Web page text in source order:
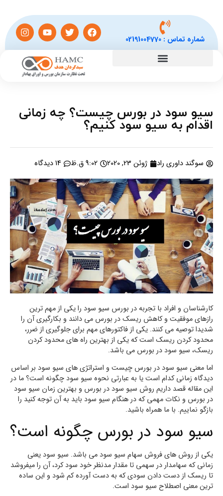
شماره تماس :02191004770
سیو سود در بورس چیست؟ چه زمانی
اقدام به سیو سود کنیم؟
سوگند داوری راد ژوئن 23, 2020 9:02 ق.ظ 14 دیدگاه
کارشناسان و افراد با تجربه در بورس سیو سود را یکی از مهم ترین
رازهای موفقیت و کاهش ریسک در بورس می دانند و بکارگیری آن را
شدیدا توصیه می کنند. یکی از فاکتورهای مهم برای جلوگیری از ضرر،
محدود کردن ریسک است که یکی از بهترین راه های محدود کردن
ریسک، سیو سود در بورس می باشد.
اما معنی سیو سود در بورس چیست و استراتژی های سیو سود بر اساس
دیدگاه زمانی کدام است یا به عبارتی نحوه سیو سود چگونه است؟ ما در
این مقاله قصد داریم روش سیو سود در بورس و بهترین زمان سیو سود
در بورس و نکات مهمی که در هنگام سیو سود باید به آن توجه کنید را
بازگو نماییم. با ما همراه باشید.
سیو سود در بورس چگونه است؟
یکی از روش های فروش سهام سیو سود می باشد. سیو سود یعنی
زمانی که سهامدار در سهمی تا مقدار مدنظر خود سود کرد، آن را میفروشد
تا ریسک از دست دادن سودی که به دست آورده کم شود و این ساده
ترین معنی اصطلاح سیو سود است.